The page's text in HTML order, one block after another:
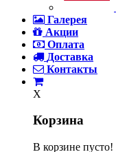
Галерея
Акции
Оплата
Доставка
Контакты
X
Корзина
В корзине пусто!